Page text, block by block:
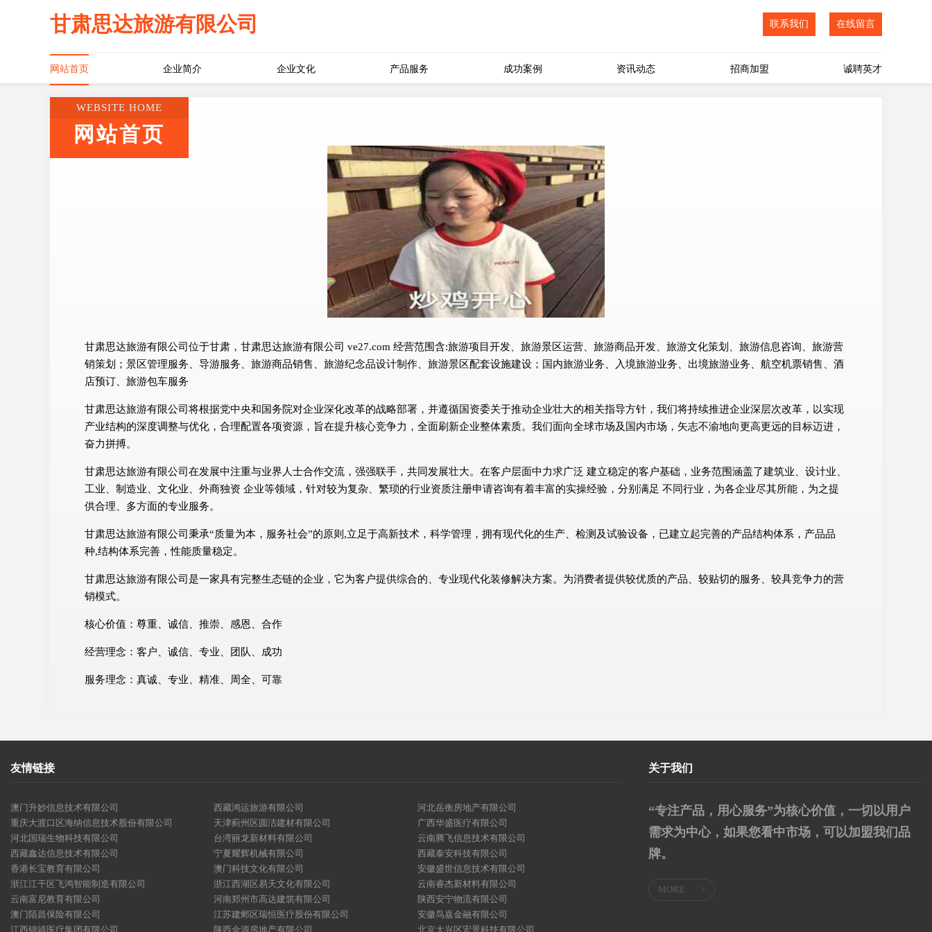
甘肃思达旅游有限公司 联系我们 在线留言
网站首页 企业简介 企业文化 产品服务 成功案例 资讯动态 招商加盟 诚聘英才
WEBSITE HOME
网站首页
甘肃思达旅游有限公司位于甘肃，甘肃思达旅游有限公司 ve27.com 经营范围含:旅游项目开发、旅游景区运营、旅游商品开发、旅游文化策划、旅游信息咨询、旅游营
销策划；景区管理服务、导游服务、旅游商品销售、旅游纪念品设计制作、旅游景区配套设施建设；国内旅游业务、入境旅游业务、出境旅游业务、航空机票销售、酒
店预订、旅游包车服务
甘肃思达旅游有限公司将根据党中央和国务院对企业深化改革的战略部署，并遵循国资委关于推动企业壮大的相关指导方针，我们将持续推进企业深层次改革，以实现
产业结构的深度调整与优化，合理配置各项资源，旨在提升核心竞争力，全面刷新企业整体素质。我们面向全球市场及国内市场，矢志不渝地向更高更远的目标迈进，
奋力拼搏。
甘肃思达旅游有限公司在发展中注重与业界人士合作交流，强强联手，共同发展壮大。在客户层面中力求广泛 建立稳定的客户基础，业务范围涵盖了建筑业、设计业、
工业、制造业、文化业、外商独资 企业等领域，针对较为复杂、繁琐的行业资质注册申请咨询有着丰富的实操经验，分别满足 不同行业，为各企业尽其所能，为之提
供合理、多方面的专业服务。
甘肃思达旅游有限公司秉承“质量为本，服务社会”的原则,立足于高新技术，科学管理，拥有现代化的生产、检测及试验设备，已建立起完善的产品结构体系，产品品
种,结构体系完善，性能质量稳定。
甘肃思达旅游有限公司是一家具有完整生态链的企业，它为客户提供综合的、专业现代化装修解决方案。为消费者提供较优质的产品、较贴切的服务、较具竞争力的营
销模式。
核心价值：尊重、诚信、推崇、感恩、合作
经营理念：客户、诚信、专业、团队、成功
服务理念：真诚、专业、精准、周全、可靠
友情链接
澳门升妙信息技术有限公司 西藏鸿运旅游有限公司
河北岳衡房地产有限公司
重庆大渡口区海纳信息技术股份有限公司
天津蓟州区圆洁建材有限公司
广西华盛医疗有限公司
河北国瑞生物科技有限公司
台湾丽龙新材料有限公司
云南腾飞信息技术有限公司
西藏鑫达信息技术有限公司
宁夏耀辉机械有限公司
西藏泰安科技有限公司
香港长宝教育有限公司
澳门科技文化有限公司
安徽盛世信息技术有限公司
浙江江干区飞鸿智能制造有限公司
浙江西湖区易天文化有限公司
云南睿杰新材料有限公司
云南富尼教育有限公司
河南郑州市高达建筑有限公司
陕西安宁物流有限公司
澳门陌昌保险有限公司
江苏建邺区瑞恒医疗股份有限公司
安徽鸟嘉金融有限公司
江西锦靖医疗集团有限公司
陕西金源房地产有限公司 北京大兴区宏景科技有限公司
关于我们
“专注产品，用心服务”为核心价值，一切以用户
需求为中心，如果您看中市场，可以加盟我们品
牌。
MORE >